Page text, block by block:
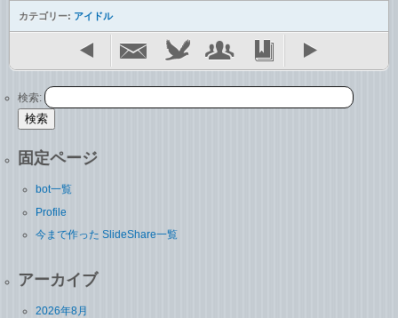
カテゴリー: アイドル
検索:
固定ページ
bot一覧
Profile
今まで作った SlideShare一覧
アーカイブ
2026年8月